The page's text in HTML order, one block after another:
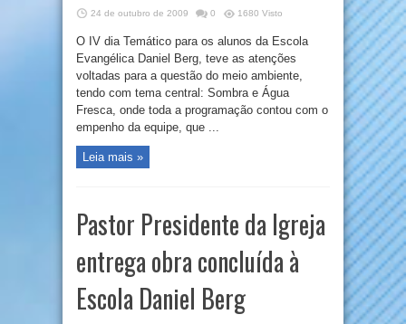
24 de outubro de 2009 0 1680 Visto
O IV dia Temático para os alunos da Escola
Evangélica Daniel Berg, teve as atenções
voltadas para a questão do meio ambiente,
tendo com tema central: Sombra e Água
Fresca, onde toda a programação contou com o
empenho da equipe, que ...
Leia mais »
Pastor Presidente da Igreja
entrega obra concluída à
Escola Daniel Berg